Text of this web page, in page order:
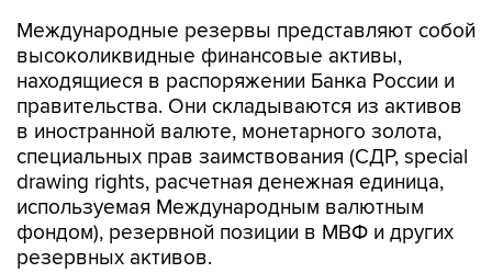
Международные резервы представляют собой
высоколиквидные финансовые активы,
находящиеся в распоряжении Банка России и
правительства. Они складываются из активов
в иностранной валюте, монетарного золота,
специальных прав заимствования (СДР, special
drawing rights, расчетная денежная единица,
используемая Международным валютным
фондом), резервной позиции в МВФ и других
резервных активов.